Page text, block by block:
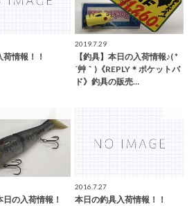
情報！！
2019.7.29
【釣具】本日の入荷情報♪( *
´艸｀)《REPLY＊ポケットバ
ド》釣具の販売…
日の入荷情報！
2016.7.27
本日の釣具入荷情報！！